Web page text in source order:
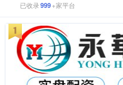
已收录999+家平台